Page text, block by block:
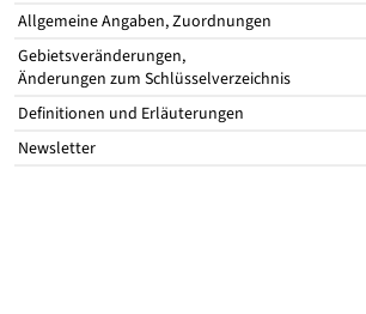
Allgemeine Angaben, Zuordnungen
Gebietsveränderungen,
Änderungen zum Schlüsselverzeichnis
Definitionen und Erläuterungen
Newsletter